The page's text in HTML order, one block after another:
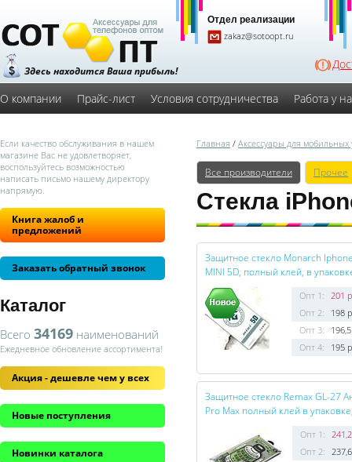
Здесь находится Ваша прибыль!
Отдел реализации
zakaz@sotoopt.ru
О компании Прайс-лист Условия сотрудничества Работа у
Если качество обслуживания в нашем
магазине Вас не удовлетворяет,
воспользуйтесь возможностью
написать письмо нашему директору
напрямую.
Книга жалоб и
предложений
Заказать обратный звонок
Каталог
Всего 34169 наименований
Ежедневное обновление ассортимента!
Акция - дешевле чем у всех
Новые поступления
Новинки каталога
Главная / Аксессуары для мобильных
Все производители Прочее
Стекла
Защитное стекло Monarch
MINI 5D, полный клей, в
Опт 1: 201
Опт 2:
198
Опт 3:
Опт 4:
195
Защитное стекло Remax GL-27
Pro Max полный клей в
Опт 1:
Опт 2: